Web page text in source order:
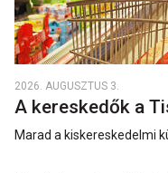
2026. AUGUSZTUS 3.
A kereskedők a
Marad a kiskereskedelmi